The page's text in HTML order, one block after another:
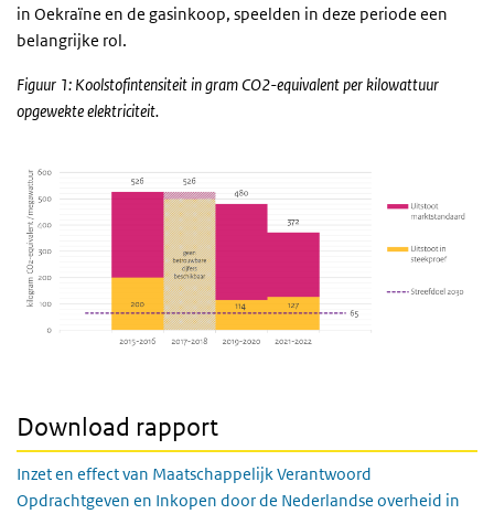
in Oekraïne en de gasinkoop, speelden in deze periode een
belangrijke rol.
Figuur 1: Koolstofintensiteit in gram CO2-equivalent per kilowattuur
opgewekte elektriciteit.
Download rapport
Inzet en effect van Maatschappelijk Verantwoord
Opdrachtgeven en Inkopen door de Nederlandse overheid in